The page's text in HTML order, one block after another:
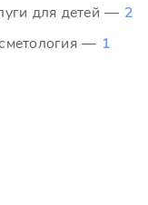
для детей — 2
— 1